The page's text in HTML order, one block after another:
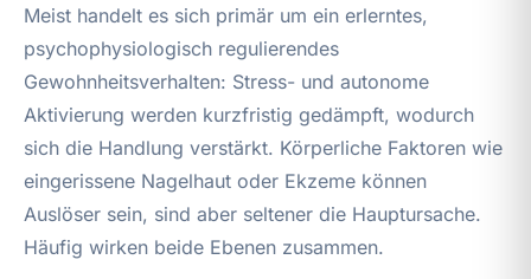
Meist handelt es sich primär um ein erlerntes,
psychophysiologisch regulierendes
Gewohnheitsverhalten: Stress- und autonome
Aktivierung werden kurzfristig gedämpft, wodurch
sich die Handlung verstärkt. Körperliche Faktoren wie
eingerissene Nagelhaut oder Ekzeme können
Auslöser sein, sind aber seltener die Hauptursache.
Häufig wirken beide Ebenen zusammen.